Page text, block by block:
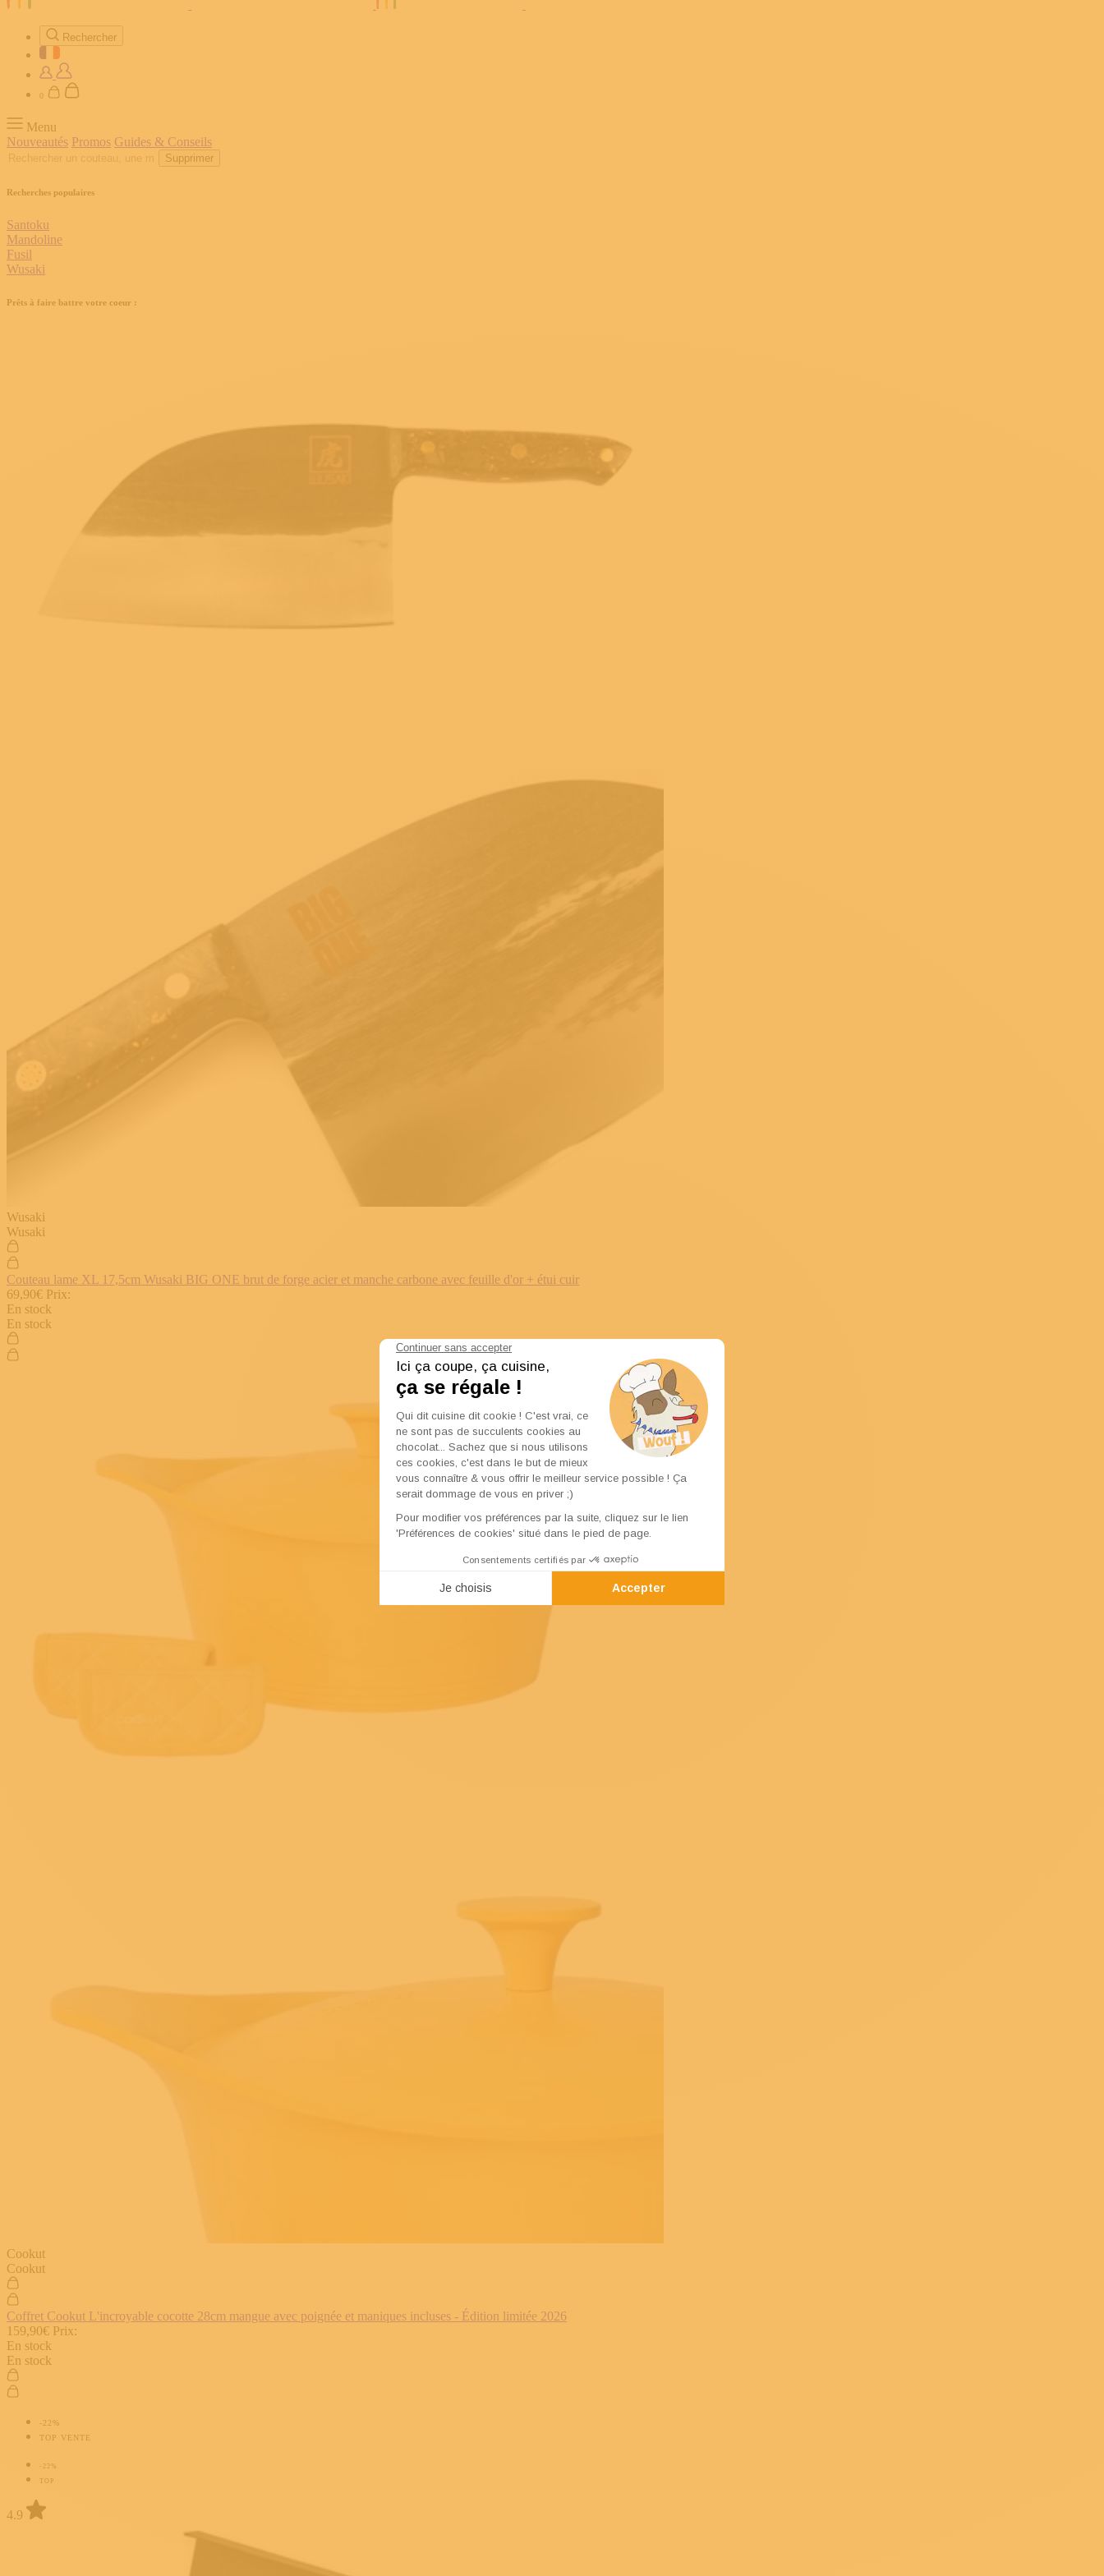
Rechercher
0
Menu
Nouveautés Promos Guides & Conseils
Supprimer
Recherches populaires
Santoku
Mandoline
Fusil
Wusaki
Prêts à faire battre votre coeur :
Wusaki
Wusaki
Couteau lame XL 17,5cm Wusaki BIG ONE brut de forge acier et manche carbone avec feuille d'or + étui cuir
69,90€ Prix:
En stock
En stock
Cookut
Cookut
Coffret Cookut L'incroyable cocotte 28cm mangue avec poignée et maniques incluses - Édition limitée 2026
159,90€ Prix:
En stock
En stock
-22%
TOP VENTE
-22%
TOP
4.9